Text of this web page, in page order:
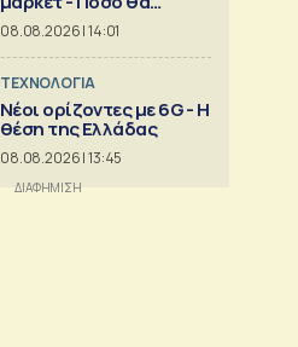
πέσουν
08.08.2026 | 14:01
ΤΕΧΝΟΛΟΓΙΑ
Νέοι ορίζοντες με 6G - Η
θέση της Ελλάδας
08.08.2026 | 13:45